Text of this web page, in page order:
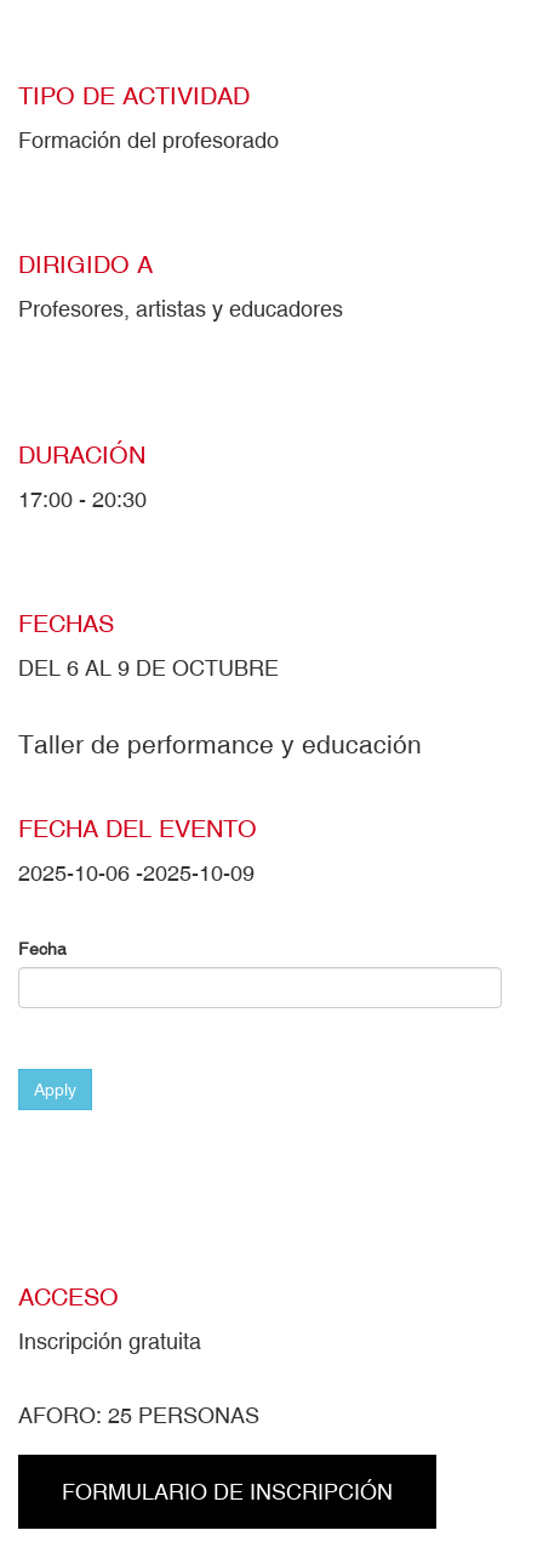
TIPO DE ACTIVIDAD
Formación del profesorado
DIRIGIDO A
Profesores, artistas y educadores
DURACIÓN
17:00 - 20:30
FECHAS
DEL 6 AL 9 DE OCTUBRE
Taller de performance y educación
FECHA DEL EVENTO
2025-10-06 -2025-10-09
Fecha
Apply
ACCESO
Inscripción gratuita
AFORO: 25 PERSONAS
FORMULARIO DE INSCRIPCIÓN